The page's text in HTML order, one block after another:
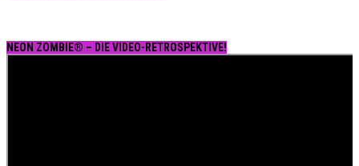
NEON ZOMBIE® – DIE VIDEO-RETROSPEKTIVE!